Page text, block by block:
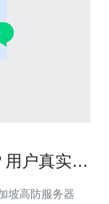
户真实反
坡高防服务器